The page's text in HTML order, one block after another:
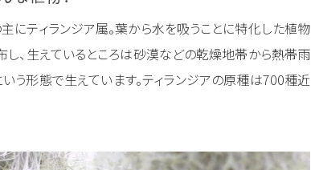
にティランジア属。葉から水を吸うことに特化した植物
し、生えているところは砂漠などの乾燥地帯から熱帯雨
う形態で生えています。ティランジアの原種は700種近